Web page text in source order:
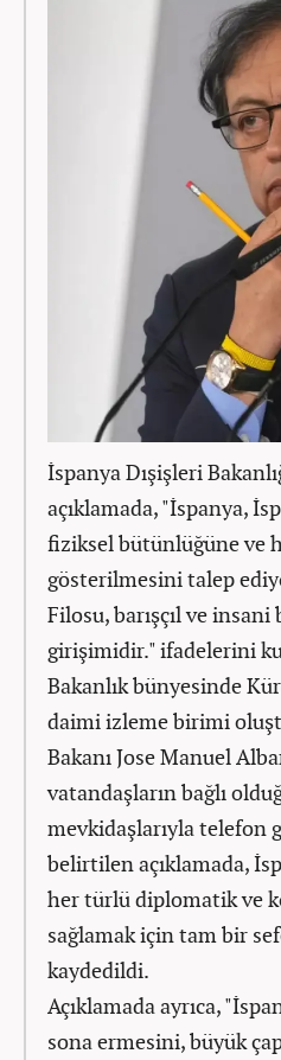
İspanya Dışişleri
açıklamada, "İspanya,
fiziksel bütünlüğüne ve
gösterilmesini talep
Filosu, barışçıl ve
girişimidir." ifadelerini
Bakanlık bünyesinde
daimi izleme birimi
Bakanı Jose Manuel
vatandaşların bağlı
mevkidaşlarıyla telefon
belirtilen açıklamada,
her türlü diplomatik ve
sağlamak için tam bir
kaydedildi.
Açıklamada ayrıca,
sona ermesini, büyük